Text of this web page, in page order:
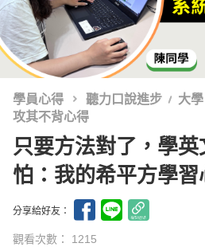
學員心得 聽力口說進步
大
攻其不背心得
只要方法對了，學
怕：我的希平方學習
分享給好友：
觀看次數： 1215